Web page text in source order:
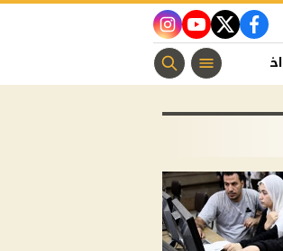
facebook
twitter
youtube
instagram
اخبار الفن منوعات مسيحية